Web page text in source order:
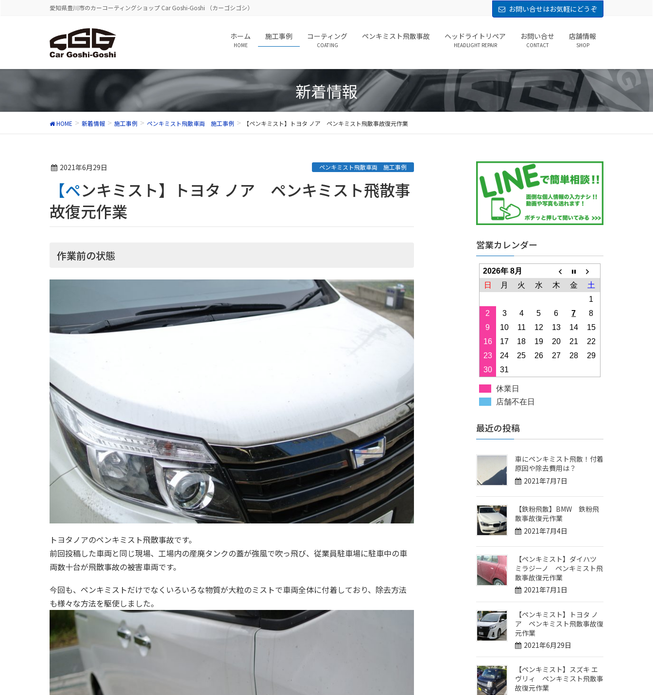
愛知県豊川市のカーコーティングショップ Car Goshi-Goshi （カーゴシゴシ） お問い合せはお気軽にどうぞ
ホーム
HOME
施工事例 コーティング
COATING
ペンキミスト飛散事故 ヘッドライトリペア
HEADLIGHT REPAIR
お問い合せ
CONTACT
店舗情報
SHOP
新着情報
HOME 新着情報 施工事例 ペンキミスト飛散車両 施工事例 【ペンキミスト】トヨタ ノア ペンキミスト飛散事故復元作業
2021年6月29日 ペンキミスト飛散車両 施工事例
【ペンキミスト】トヨタ ノア ペンキミスト飛散事
故復元作業
作業前の状態
トヨタノアのペンキミスト飛散事故です。
前回投稿した車両と同じ現場、工場内の産廃タンクの蓋が強風で吹っ飛び、従業員駐車場に駐車中の車
両数十台が飛散事故の被害車両です。
今回も、ペンキミストだけでなくいろいろな物質が大粒のミストで車両全体に付着しており、除去方法
も様々な方法を駆使しました。
営業カレンダー
2026年 8月
日
月 火 水 木 金
土
1
2
3 4 5 6 7
8
9
10 11 12 13 14
15
16
17 18 19 20 21
22
23
24 25 26 27 28
29
30
31
休業日
店舗不在日
最近の投稿
車にペンキミスト飛散！付着
原因や除去費用は？
2021年7月7日
【鉄粉飛散】BMW 鉄粉飛
散事故復元作業
2021年7月4日
【ペンキミスト】ダイハツ
ミラジーノ ペンキミスト飛
散事故復元作業
2021年7月1日
【ペンキミスト】トヨタ ノ
ア ペンキミスト飛散事故復
元作業
2021年6月29日
【ペンキミスト】スズキ エ
ヴリィ ペンキミスト飛散事
故復元作業